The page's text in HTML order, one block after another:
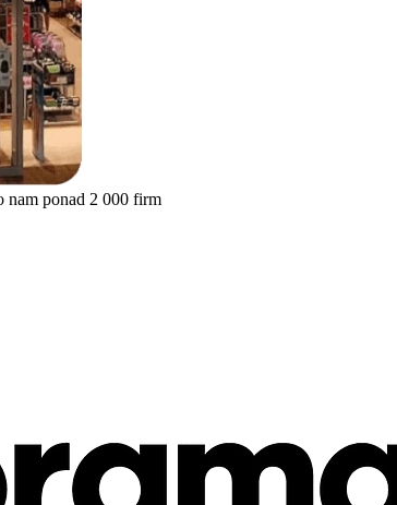
nam ponad 2 000 firm